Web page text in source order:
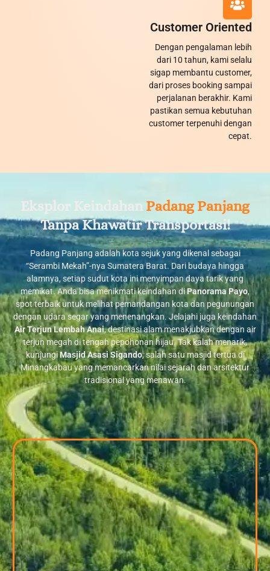
Customer Oriented
Dengan pengalaman lebih
dari 10 tahun, kami selalu
sigap membantu customer,
dari proses booking sampai
perjalanan berakhir. Kami
pastikan semua kebutuhan
customer terpenuhi dengan
cepat.
Eksplor KeindahanPadang Panjang
Tanpa Khawatir Transportasi!
Padang Panjang adalah kota sejuk yang dikenal sebagai
“Serambi Mekah”-nya Sumatera Barat. Dari budaya hingga
alamnya, setiap sudut kota ini menyimpan daya tarik yang
memikat. Anda bisa menikmati keindahan diPanorama Payo,
spot terbaik untuk melihat pemandangan kota dan pegunungan
dengan udara segar yang menenangkan. Jelajahi juga keindahan
Air Terjun Lembah Anai, destinasi alam menakjubkan dengan air
terjun megah di tengah pepohonan hijau. Tak kalah menarik,
kunjungiMasjid Asasi Sigando, salah satu masjid tertua di
Minangkabau yang memancarkan nilai sejarah dan arsitektur
tradisional yang menawan.